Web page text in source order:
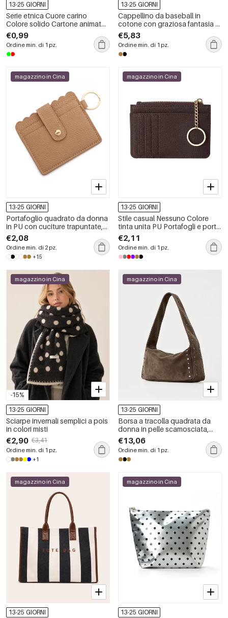
13-25 GIORNI
Serie etnica Cuore carino
Colore solido Cartone animato
Natale Artigli per capelli in PVC
€0,99
Ordine min. di 1 pz.
13-25 GIORNI
Cappellino da baseball in
cotone con graziosa fantasia di
animali e cuori.
€5,83
Ordine min. di 1 pz.
magazzino in Cina
13-25 GIORNI
Portafoglio quadrato da donna
in PU con cuciture trapuntate,
stampa leopardata e stampa
animalier, stile casual.
€2,08
Ordine min. di 2 pz.
+15
magazzino in Cina
13-25 GIORNI
Stile casual Nessuno Colore
tinta unita PU Portafogli e porta
carte quadrati da donna
€2,11
Ordine min. di 1 pz.
-15%
magazzino in Cina
13-25 GIORNI
Sciarpe invernali semplici a pois
in colori misti
€2,90 €3,41
Ordine min. di 1 pz.
+1
magazzino in Cina
13-25 GIORNI
Borsa a tracolla quadrata da
donna in pelle scamosciata,
tinta unita, con borchie e
dettagli in metallo, stile casual.
€13,06
Ordine min. di 1 pz.
magazzino in Cina
13-25 GIORNI
magazzino in Cina
13-25 GIORNI